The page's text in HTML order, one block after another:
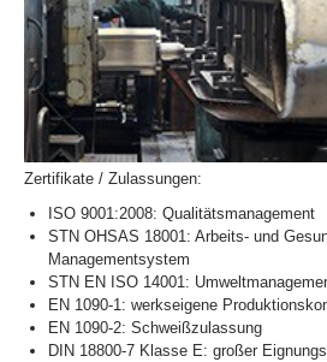
Zertifikate / Zulassungen:
ISO 9001:2008: Qualitätsmanagement
STN OHSAS 18001: Arbeits- und
Managementsystem
STN EN ISO 14001:
EN 1090-1: werkseigene
EN 1090-2: Schweißzulassung
DIN 18800-7 Klasse E: großer